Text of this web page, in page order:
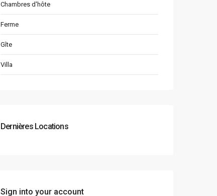
Chambres d'hôte
Ferme
Gîte
Villa
Dernières Locations
Sign into your account